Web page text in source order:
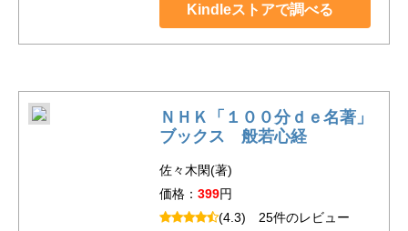
Kindleストアで調べる
ＮＨＫ「１００分ｄｅ名著」
ブックス 般若心経
佐々木閑(著)
価格： 399円
(4.3) 25件のレビュー